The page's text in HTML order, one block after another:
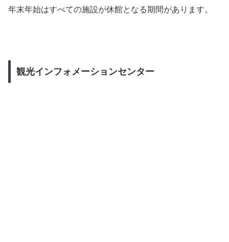
年末年始はすべての施設が休館となる期間があります。
観光インフォメーションセンター